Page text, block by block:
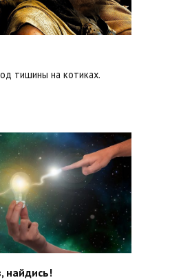
тишины на котиках.
найдись!